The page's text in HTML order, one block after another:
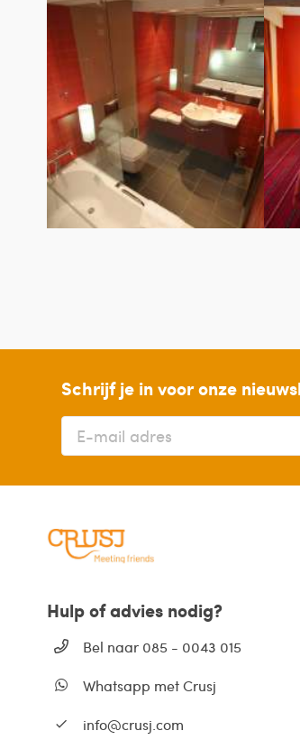
Schrijf je in voor onze
Hulp of advies nodig?
Bel naar 085 - 0043 015
Whatsapp met Crusj
info@crusj.com